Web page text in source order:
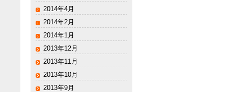
2014年4月
2014年2月
2014年1月
2013年12月
2013年11月
2013年10月
2013年9月